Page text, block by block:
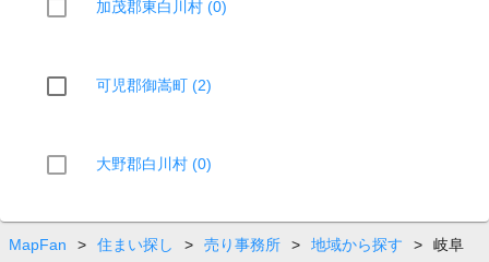
加茂郡東白川村 (0)
可児郡御嵩町 (2)
大野郡白川村 (0)
MapFan > 住まい探し > 売り事務所 > 地域から探す >
岐阜